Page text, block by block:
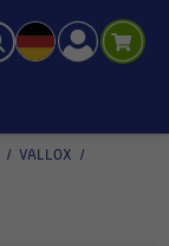
/ VALLOX /